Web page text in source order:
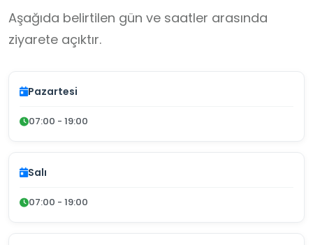
Aşağıda belirtilen gün ve saatler arasında
ziyarete açıktır.
Pazartesi
07:00 - 19:00
Salı
07:00 - 19:00